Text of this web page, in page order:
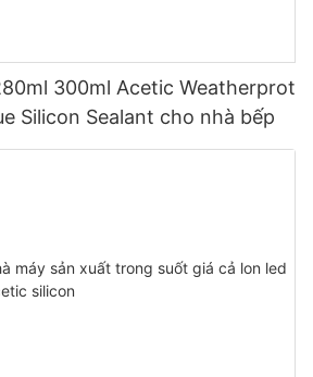
300ml Acetic Weatherprot
Silicon Sealant cho nhà bếp